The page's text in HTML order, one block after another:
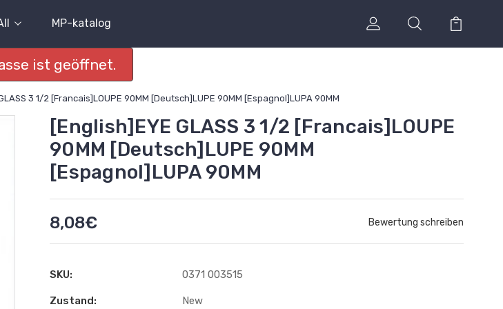
MP-katalog
ist geöffnet.
3 1/2 [Francais]LOUPE 90MM [Deutsch]LUPE 90MM [Espagnol]LUPA 90MM
[English]EYE GLASS 3 1/2 [Francais]LOUPE
90MM [Deutsch]LUPE 90MM
[Espagnol]LUPA 90MM
8,08€ Bewertung schreiben
SKU: 0371 003515
Zustand: New